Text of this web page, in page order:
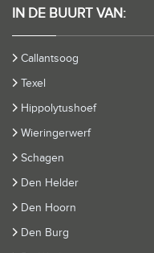
IN DE BUURT VAN:
Callantsoog
Texel
Hippolytushoef
Wieringerwerf
Schagen
Den Helder
Den Hoorn
Den Burg